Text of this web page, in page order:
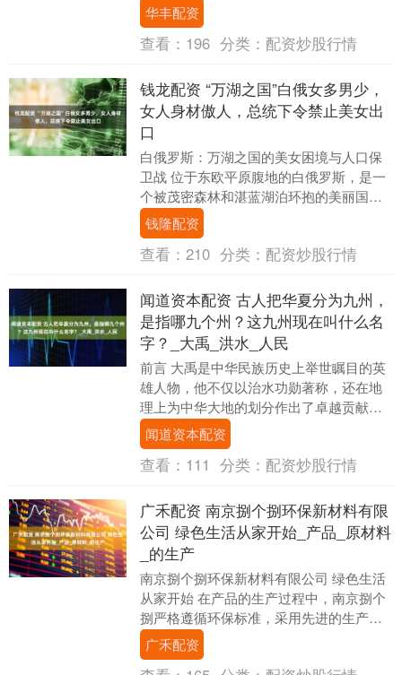
现科技企业、创投机构和金融机构三类发
行主体“全覆....
华丰配资
查看： 196 分类： 配资炒股行情
钱龙配资 “万湖之国”白俄女多男少，
女人身材傲人，总统下令禁止美女出
口
白俄罗斯：万湖之国的美女困境与人口保
卫战 位于东欧平原腹地的白俄罗斯，是一
个被茂密森林和湛蓝湖泊环抱的美丽国
度。这个面积约20万平方公里的国家拥有
超过1.1万个....
钱隆配资
查看： 210 分类： 配资炒股行情
闻道资本配资 古人把华夏分为九州，
是指哪九个州？这九州现在叫什么名
字？_大禹_洪水_人民
前言 大禹是中华民族历史上举世瞩目的英
雄人物，他不仅以治水功勋著称，还在地
理上为中华大地的划分作出了卓越贡献。
古代中国经历了无数次水灾，尤其是在上
古时期，洪水泛....
闻道资本配资
查看： 111 分类： 配资炒股行情
广禾配资 南京捌个捌环保新材料有限
公司 绿色生活从家开始_产品_原材料
_的生产
南京捌个捌环保新材料有限公司 绿色生活
从家开始 在产品的生产过程中，南京捌个
捌严格遵循环保标准，采用先进的生产工
艺和设备，确保每一个环节都符合环保要
求。从原材料....
广禾配资